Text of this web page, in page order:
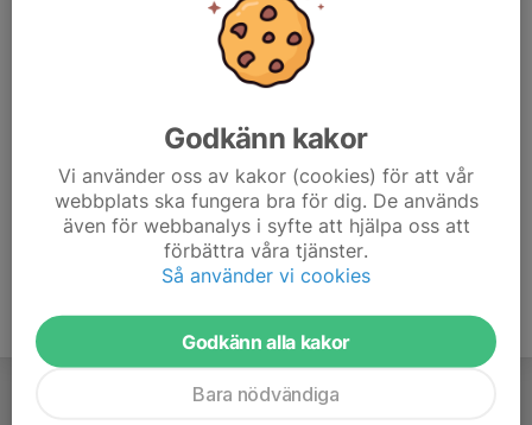
Öppet för alla, barn/ungdomar mellan 6-18 år! Ta gärna
Godkänn kakor
Vi använder oss av kakor (cookies) för att vår
webbplats ska fungera bra för dig. De används
även för webbanalys i syfte att hjälpa oss att
förbättra våra tjänster.
Så använder vi cookies
Godkänn alla kakor
Bara nödvändiga